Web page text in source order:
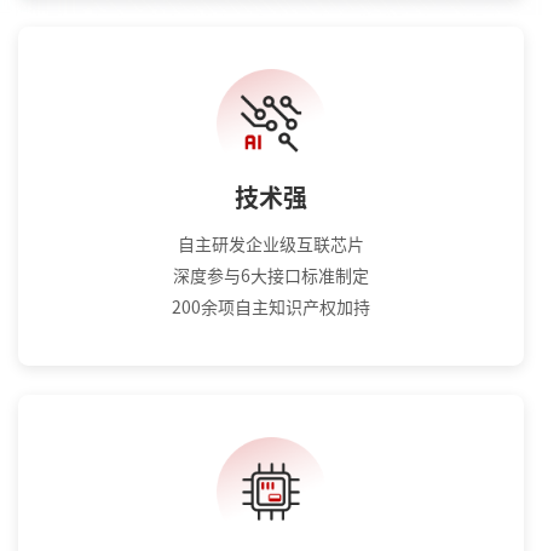
技术强
自主研发企业级互联芯片
深度参与6大接口标准制定
200余项自主知识产权加持